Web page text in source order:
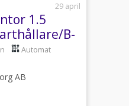
29 april
1.5
B-
Automat
AB